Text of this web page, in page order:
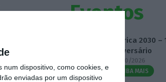
dispositivo, como cookies, e
enviadas por um dispositivo
Eventos
Fábrica 2030 –
Aniversário
14/10/2026
SAIBA MAIS